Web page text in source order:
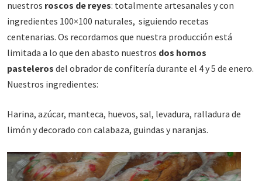
nuestros roscos de reyes: totalmente artesanales y con
ingredientes 100×100 naturales, siguiendo recetas
centenarias. Os recordamos que nuestra producción está
limitada a lo que den abasto nuestros dos hornos
pasteleros del obrador de confitería durante el 4 y 5 de enero.
Nuestros ingredientes:
Harina, azúcar, manteca, huevos, sal, levadura, ralladura de
limón y decorado con calabaza, guindas y naranjas.
Reproductor
de